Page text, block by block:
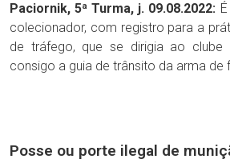
Paciornik, 5ª Turma, j. 09.08.2022:
colecionador, com registro para a
de tráfego, que se dirigia ao
consigo a guia de trânsito da arma de
Posse ou porte ilegal de